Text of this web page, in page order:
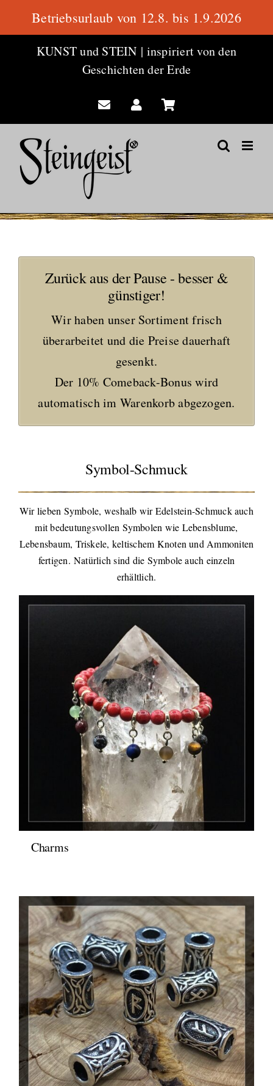
KUNST und STEIN | inspiriert von den
Geschichten der Erde
Zurück aus der Pause - besser &
günstiger!
Wir haben unser Sortiment frisch
überarbeitet und die Preise dauerhaft
gesenkt.
Der 10% Comeback-Bonus wird
automatisch im Warenkorb abgezogen.
Symbol-Schmuck
Wir lieben Symbole, weshalb wir Edelstein-Schmuck auch
mit bedeutungsvollen Symbolen wie Lebensblume,
Lebensbaum, Triskele, keltischem Knoten und Ammoniten
fertigen. Natürlich sind die Symbole auch einzeln
erhältlich.
Charms
Betriebsurlaub von 12.8. bis 1.9.2026